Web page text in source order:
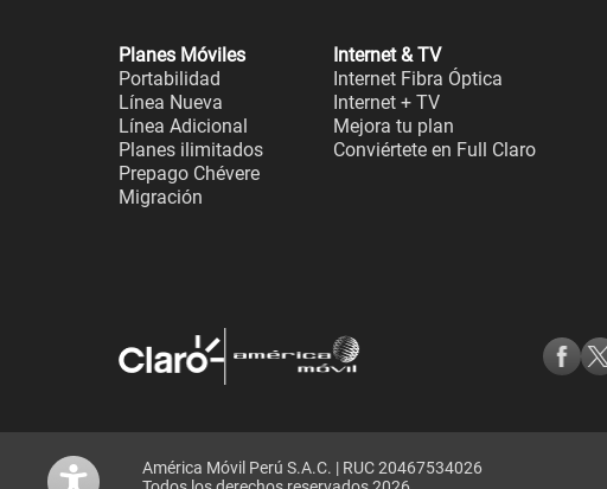
Planes Móviles
Portabilidad
Línea Nueva
Línea Adicional
Planes ilimitados
Prepago Chévere
Migración
Internet & TV
Internet Fibra Óptica
Internet + TV
Mejora tu plan
Conviértete en Full Claro
América Móvil Perú S.A.C. | RUC 20467534026